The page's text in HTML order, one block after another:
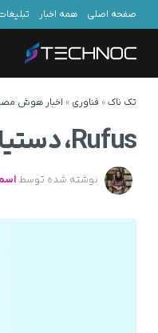
صفحه اصلی همه اخبار
تک ناک» فناوری » اخبار هوش
Rufus، دستیار خرید هوش مصنوعی آمازون، در آمریکا فعال شد
نوشته شده توسط